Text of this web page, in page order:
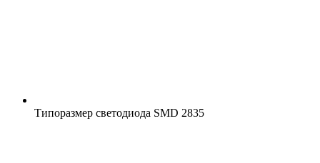
Типоразмер светодиода SMD 2835